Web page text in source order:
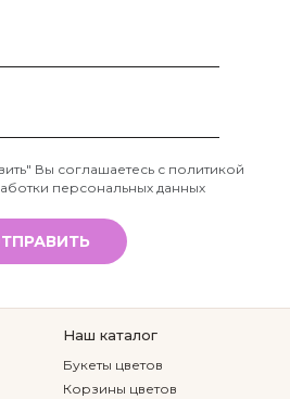
Вы соглашаетесь с политикой
персональных данных
Наш каталог
Букеты цветов
Корзины цветов